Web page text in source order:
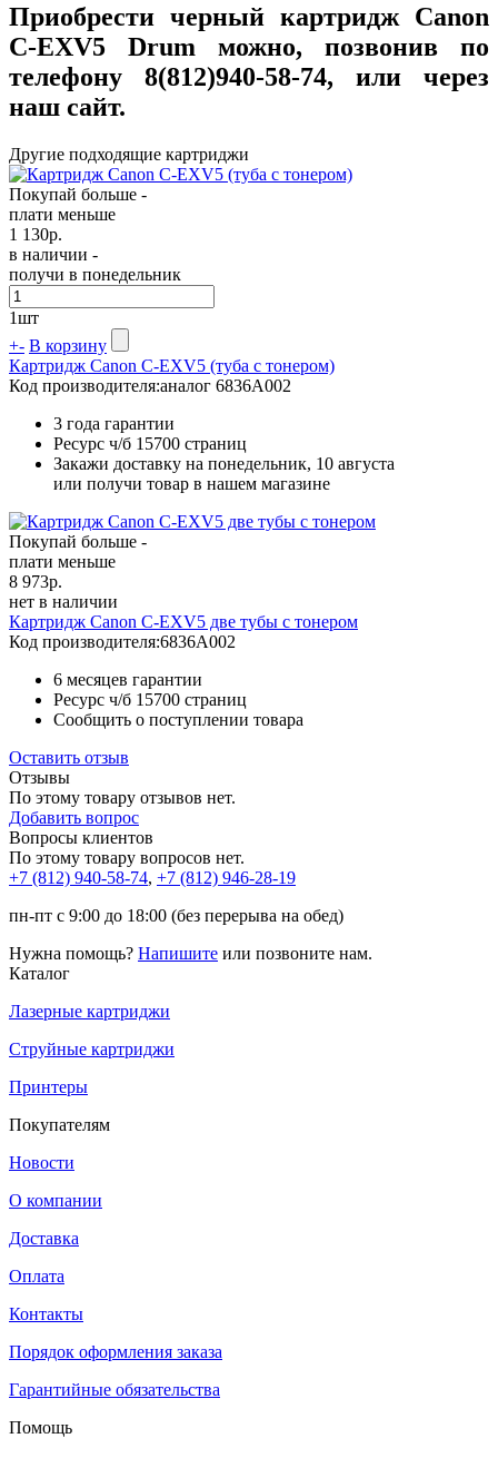
Приобрести черный картридж Canon
C-EXV5 Drum можно, позвонив по
телефону 8(812)940-58-74, или через
наш сайт.
Другие подходящие картриджи
Покупай больше -
плати меньше
1 130р.
в наличии -
получи в понедельник
1шт
+- В корзину
Картридж Canon C-EXV5 (туба с тонером)
Код производителя:аналог 6836A002
3 года гарантии
Ресурс ч/б 15700 страниц
Закажи доставку на понедельник, 10 августа
или получи товар в нашем магазине
Покупай больше -
плати меньше
8 973р.
нет в наличии
Картридж Canon C-EXV5 две тубы с тонером
Код производителя:6836A002
6 месяцев гарантии
Ресурс ч/б 15700 страниц
Сообщить о поступлении товара
Оставить отзыв
Отзывы
По этому товару отзывов нет.
Добавить вопрос
Вопросы клиентов
По этому товару вопросов нет.
+7 (812) 940-58-74, +7 (812) 946-28-19
пн-пт с 9:00 до 18:00 (без перерыва на обед)
Нужна помощь? Напишите или позвоните нам.
Каталог
Лазерные картриджи
Струйные картриджи
Принтеры
Покупателям
Новости
О компании
Доставка
Оплата
Контакты
Порядок оформления заказа
Гарантийные обязательства
Помощь